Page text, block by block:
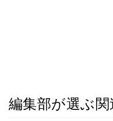
編集部が選ぶ関